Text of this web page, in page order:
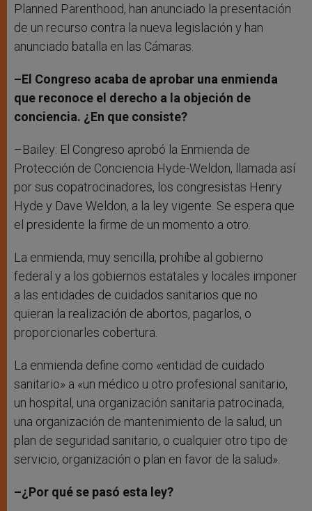
Planned Parenthood, han anunciado la presentación
de un recurso contra la nueva legislación y han
anunciado batalla en las Cámaras.
–El Congreso acaba de aprobar una enmienda
que reconoce el derecho a la objeción de
conciencia. ¿En que consiste?
–Bailey: El Congreso aprobó la Enmienda de
Protección de Conciencia Hyde-Weldon, llamada así
por sus copatrocinadores, los congresistas Henry
Hyde y Dave Weldon, a la ley vigente. Se espera que
el presidente la firme de un momento a otro.
La enmienda, muy sencilla, prohíbe al gobierno
federal y a los gobiernos estatales y locales imponer
a las entidades de cuidados sanitarios que no
quieran la realización de abortos, pagarlos, o
proporcionarles cobertura.
La enmienda define como «entidad de cuidado
sanitario» a «un médico u otro profesional sanitario,
un hospital, una organización sanitaria patrocinada,
una organización de mantenimiento de la salud, un
plan de seguridad sanitario, o cualquier otro tipo de
servicio, organización o plan en favor de la salud».
–¿Por qué se pasó esta ley?